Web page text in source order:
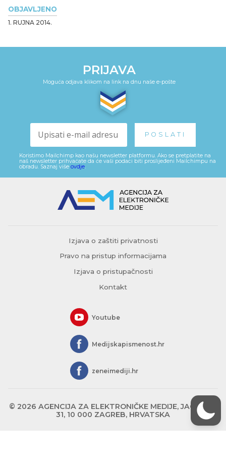
OBJAVLJENO
1. RUJNA 2014.
PRIJAVA
Moguća odjava klikom na link na dnu naše e-pošte
Koristimo Mailchimp kao našu newsletter platformu. Ako se pretplatite na
naš newsletter prihvaćate da će vaši podaci biti proslijeđeni Mailchimpu na
obradu. Saznaj više ovdje.
Izjava o zaštiti privatnosti
Pravo na pristup informacijama
Izjava o pristupačnosti
Kontakt
Youtube
Medijskapismenost.hr
zeneimediji.hr
© 2026 AGENCIJA ZA ELEKTRONIČKE MEDIJE, JAGIĆEVA
31, 10 000 ZAGREB, HRVATSKA